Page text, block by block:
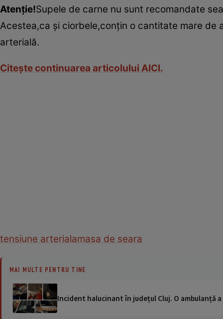
Atenţie!Supele de carne nu sunt recomandate
Acestea,ca şi ciorbele,conţin o cantitate mare de
arterială.
Citeşte continuarea articolului AICI.
tensiune arterialamasa de seara
MAI MULTE PENTRU TINE
Incident halucinant în județul Cluj. O ambulanță